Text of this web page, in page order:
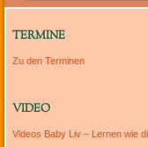
TERMINE
Zu den Terminen
VIDEO
Videos Baby Liv – Lernen wie